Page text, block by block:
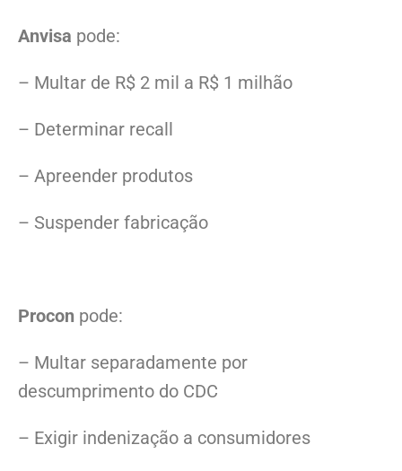
Anvisa pode:
– Multar de R$ 2 mil a R$ 1 milhão
– Determinar recall
– Apreender produtos
– Suspender fabricação
Procon pode:
– Multar separadamente por
descumprimento do CDC
– Exigir indenização a consumidores